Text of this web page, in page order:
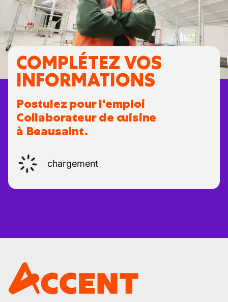
COMPLÉTEZ VOS
INFORMATIONS
Postulez pour l'emploi
Collaborateur de cuisine
à Beausaint.
chargement